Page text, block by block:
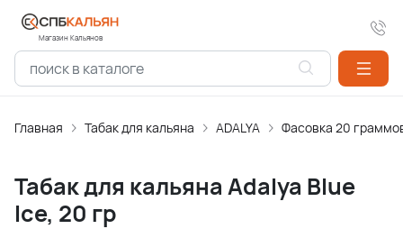
Магазин Кальянов
Главная Табак для кальяна ADALYA Фасовка 20
Табак для кальяна Adalya Blue
Ice, 20 гр